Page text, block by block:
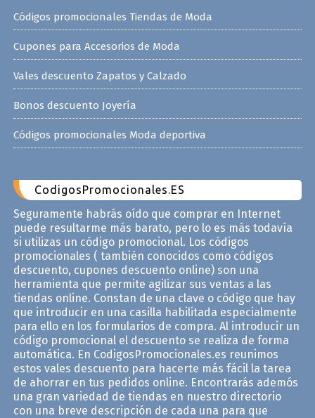
Códigos promocionales Tiendas de Moda
Cupones para Accesorios de Moda
Vales descuento Zapatos y Calzado
Bonos descuento Joyería
Códigos promocionales Moda deportiva
CodigosPromocionales.ES
Seguramente habrás oído que comprar en Internet
puede resultarme más barato, pero lo es más todavía
si utilizas un código promocional. Los códigos
promocionales ( también conocidos como códigos
descuento, cupones descuento online) son una
herramienta que permite agilizar sus ventas a las
tiendas online. Constan de una clave o código que hay
que introducir en una casilla habilitada especialmente
para ello en los formularios de compra. Al introducir un
código promocional el descuento se realiza de forma
automática. En CodigosPromocionales.es reunimos
estos vales descuento para hacerte más fácil la tarea
de ahorrar en tus pedidos online. Encontrarás ademós
una gran variedad de tiendas en nuestro directorio
con una breve descripción de cada una para que